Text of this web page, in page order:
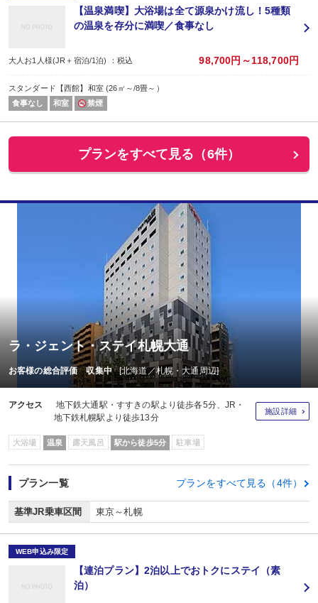
【温泉満喫】大浴場は全て源泉かけ流し！5種類
の温泉を存分に満喫／食事なし
大人お1人様(JR＋宿泊/1泊) ：税込 98,700円～118,700円
スタンダード【西館】和室 (26㎡～/8畳～）
食事なし
和室 禁煙
プランをすべて見る（6件）
ラ・ジェント・ステイ札幌大通
お客様の総合評価 収集中 [北海道／札幌・大通周辺]
アクセス
地下鉄大通駅・すすきの駅より徒歩各5分、JR・
地下鉄札幌駅より徒歩13分
施設詳細
大浴場 温泉 露天風呂 駅から徒歩5分 駐車場
プラン一覧 プランをすべて見る（4件）
基準JR乗車区間 東京～札幌
WEB申込み限定
【連泊プラン】2泊以上でおトクにステイ（素
泊）